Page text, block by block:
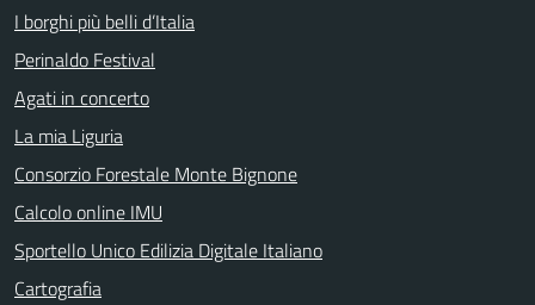
I borghi più belli d’Italia
Perinaldo Festival
Agati in concerto
La mia Liguria
Consorzio Forestale Monte Bignone
Calcolo online IMU
Sportello Unico Edilizia Digitale Italiano
Cartografia